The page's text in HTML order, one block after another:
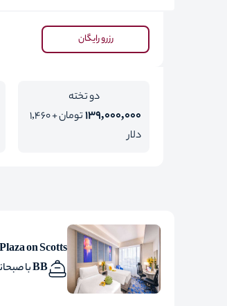
رزرو رایگان
دو تخته
139,000,000
تومان + 1,460
دلار
on Scotts
BB با صبحانه